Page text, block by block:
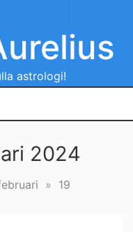
astrologi!
2024
» 19